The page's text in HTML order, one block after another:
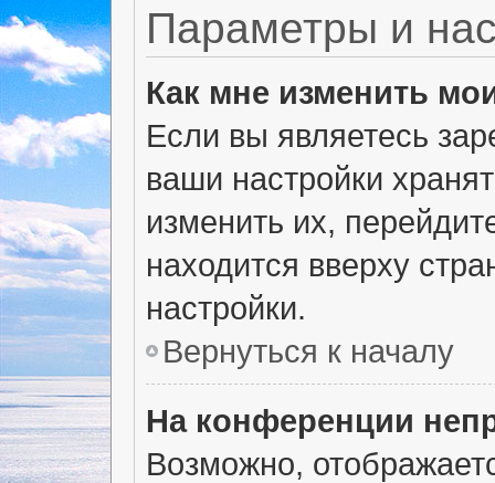
Параметры и
Как мне изменить
Если вы являетесь
ваши настройки
изменить их,
находится вверху
настройки.
Вернуться к началу
На конференции
Возможно,